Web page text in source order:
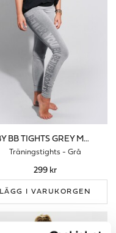
BY BB TIGHTS GREY MELANGE
Träningstights - Grå
299 kr
LÄGG I VARUKORGEN